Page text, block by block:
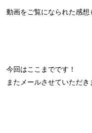
動画をご覧になられた感想
今回はここまでです！
またメールさせていただき